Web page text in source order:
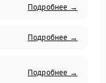
Подробнее →
Подробнее →
Подробнее →